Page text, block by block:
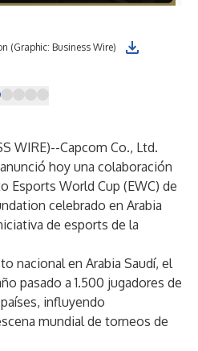
(Graphic: Business Wire)
WIRE)--Capcom Co., Ltd.
hoy una colaboración
Esports World Cup (EWC) de
celebrado en Arabia
de esports de la
nacional en Arabia Saudí, el
pasado a 1.500 jugadores de
influyendo
mundial de torneos de